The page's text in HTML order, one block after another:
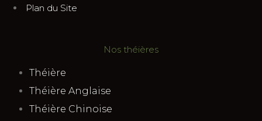
Plan du Site
Nos théières
Théière
Théière Anglaise
Théière Chinoise